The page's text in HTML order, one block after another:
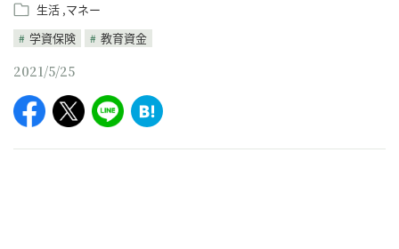
生活 マネー
学資保険
教育資金
2021/5/25